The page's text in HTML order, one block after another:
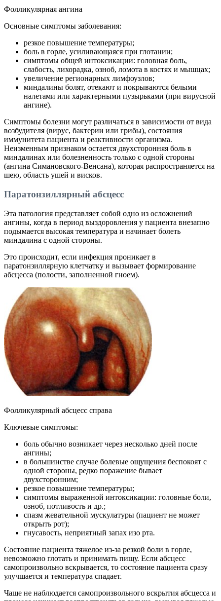
Фолликулярная ангина
Основные симптомы заболевания:
резкое повышение температуры;
боль в горле, усиливающаяся при глотании;
симптомы общей интоксикации: головная боль,
слабость, лихорадка, озноб, ломота в костях и мышцах;
увеличение регионарных лимфоузлов;
миндалины болят, отекают и покрываются белыми
налетами или характерными пузырьками (при вирусной
ангине).
Симптомы болезни могут различаться в зависимости от вида
возбудителя (вирус, бактерии или грибы), состояния
иммунитета пациента и реактивности организма.
Неизменным признаком остается двухсторонняя боль в
миндалинах или болезненность только с одной стороны
(ангина Симановского-Венсана), которая распространяется на
шею, область ушей и висков.
Паратонзиллярный абсцесс
Эта патология представляет собой одно из осложнений
ангины, когда в период выздоровления у пациента внезапно
подымается высокая температура и начинает болеть
миндалина с одной стороны.
Это происходит, если инфекция проникает в
паратонзиллярную клетчатку и вызывает формирование
абсцесса (полости, заполненной гноем).
Фолликулярный абсцесс справа
Ключевые симптомы:
боль обычно возникает через несколько дней после
ангины;
в большинстве случае болевые ощущения беспокоят с
одной стороны, редко поражение бывает
двухсторонним;
резкое повышение температуры;
симптомы выраженной интоксикации: головные боли,
озноб, потливость и др.;
спазм жевательной мускулатуры (пациент не может
открыть рот);
гнусавость, неприятный запах изо рта.
Состояние пациента тяжелое из-за резкой боли в горле,
невозможно глотать и принимать пищу. Если абсцесс
самопроизвольно вскрывается, то состояние пациента сразу
улучшается и температура спадает.
Чаще не наблюдается самопроизвольного вскрытия абсцесса и